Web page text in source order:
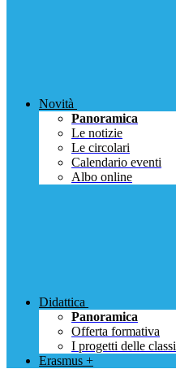
Novità
Panoramica
Le notizie
Le circolari
Calendario eventi
Albo online
Didattica
Panoramica
Offerta formativa
I progetti delle classi
Erasmus +